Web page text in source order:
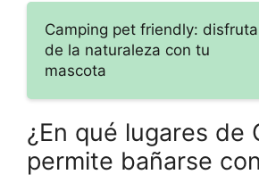
Camping pet friendly: disfruta
de la naturaleza con tu
mascota
¿En qué lugares de
permite bañarse